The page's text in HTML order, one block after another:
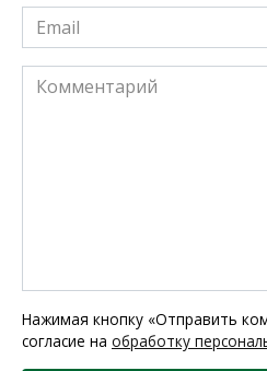
Email
*
Комментарий
Нажимая кнопку «Отправить
согласие на обработку